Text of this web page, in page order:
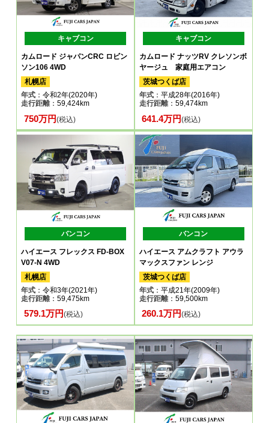
キャブコン
カムロード ジャパンCRC ロビン
ソン106 4WD
札幌店
年式 ：令和2年(2020年)
走行距離：59,424km
750万円(税込)
キャブコン
カムロード ナッツRV クレソンボ
ヤージュ 家庭用エアコン
茨城つくば店
年式：平成28年(2016年)
走行距離：59,474km
641.4万円(税込)
バンコン
ハイエース フレックス FD-BOX
V07-N 4WD
札幌店
年式 ：令和3年(2021年)
走行距離：59,475km
579.1万円(税込)
バンコン
ハイエース アムクラフト アウラ
マックスファン レンジ
茨城つくば店
年式：平成21年(2009年)
走行距離：59,500km
260.1万円(税込)